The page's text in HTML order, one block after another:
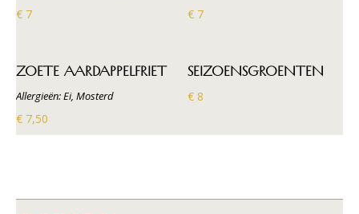
€ 7 € 7
ZOETE AARDAPPELFRIET
Allergieën: Ei, Mosterd
€ 7,50
SEIZOENSGROENTEN
€ 8